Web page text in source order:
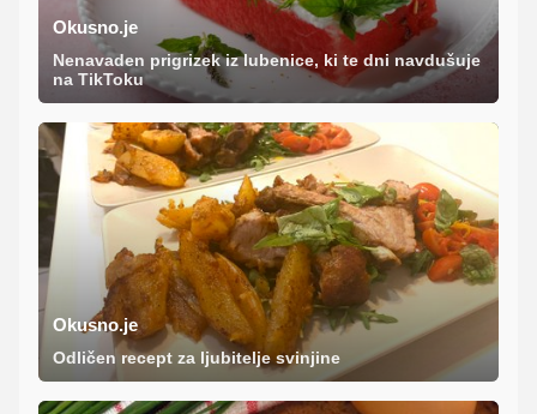
Okusno.je
Nenavaden prigrizek iz lubenice, ki te dni navdušuje
na TikToku
Okusno.je
Odličen recept za ljubitelje svinjine